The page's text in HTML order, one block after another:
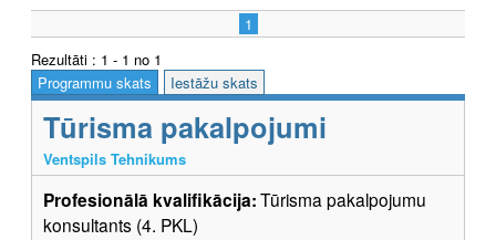
1
Rezultāti : 1 - 1 no 1
Programmu skats
Iestāžu skats
Tūrisma pakalpojumi
Ventspils Tehnikums
Profesionālā kvalifikācija:Tūrisma pakalpojumu
konsultants (4. PKL)